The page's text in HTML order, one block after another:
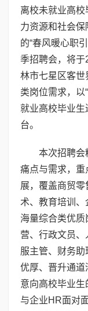
离校未就业高
力资源和社会
的“春风暖心职
季招聘会，将
林市七星区客
类岗位需求，以
就业高校毕业
台。
本次招聘会
痛点与需求，
展，覆盖商贸
术、教育培训、
海量综合类优
营、行政文员
服主管、财务
优厚、晋升通道
意向高校毕业
与企业HR面对